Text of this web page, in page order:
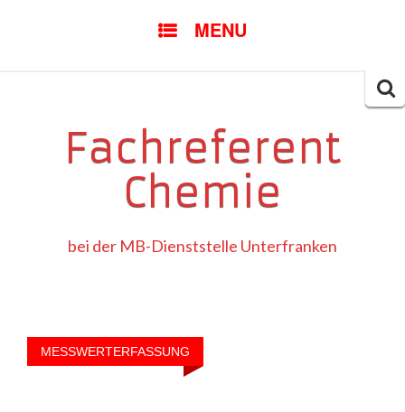
MENU
Fachreferent
Chemie
bei der MB-Dienststelle Unterfranken
MESSWERTERFASSUNG